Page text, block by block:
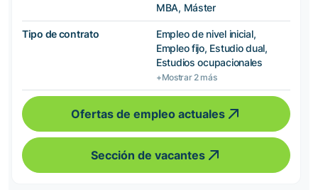
MBA, Máster
Tipo de contrato
Empleo de nivel inicial,
Empleo fijo, Estudio dual,
Estudios ocupacionales
+Mostrar 2 más
Ofertas de empleo actuales
Sección de vacantes